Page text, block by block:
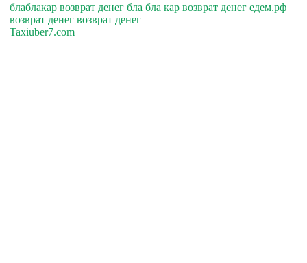
блаблакар возврат денег бла бла кар возврат денег едем.рф
возврат денег возврат денег
Taxiuber7.com